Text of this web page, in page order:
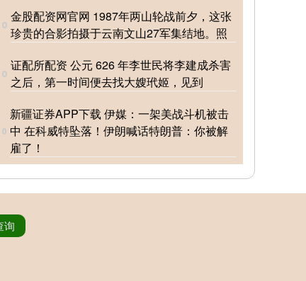
金股配资网官网 1987年两山轮战前夕，这张
珍贵的合影拍摄于云南文山27军集结地。照
证配所配资 公元 626 年李世民将李建成杀害
之后，第一时间便去找大嫂玳姬，见到
新疆证券APP下载 伊媒：一架美战斗机被击
中 在科威特坠落！伊朗喊话特朗普：你被解
雇了！
询